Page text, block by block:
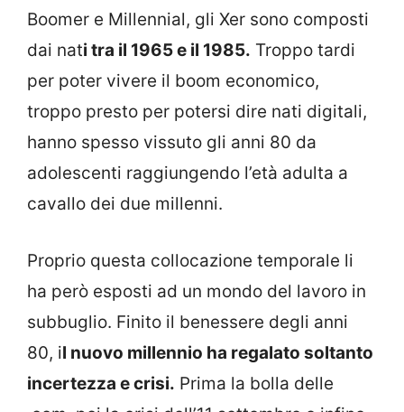
Boomer e Millennial, gli Xer sono composti
dai nati tra il 1965 e il 1985. Troppo tardi
per poter vivere il boom economico,
troppo presto per potersi dire nati digitali,
hanno spesso vissuto gli anni 80 da
adolescenti raggiungendo l’età adulta a
cavallo dei due millenni.
Proprio questa collocazione temporale li
ha però esposti ad un mondo del lavoro in
subbuglio. Finito il benessere degli anni
80, il nuovo millennio ha regalato soltanto
incertezza e crisi. Prima la bolla delle